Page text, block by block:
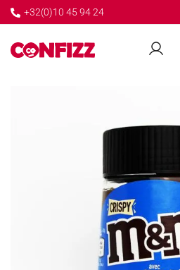
+32(0)10 45 94 24
← GO BACK